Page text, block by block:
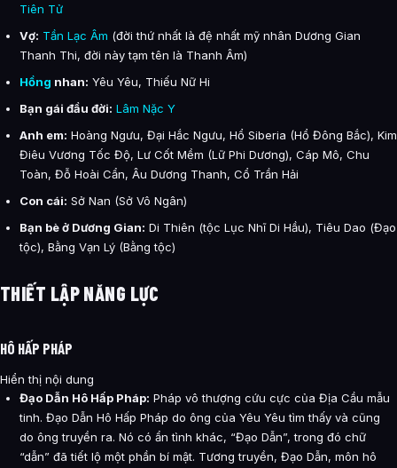
Tiên Tử
Vợ: Tần Lạc Âm (đời thứ nhất là đệ nhất mỹ nhân Dương Gian
Thanh Thi, đời này tạm tên là Thanh Âm)
Hồng nhan: Yêu Yêu, Thiếu Nữ Hi
Bạn gái đầu đời: Lâm Nặc Y
Anh em: Hoàng Ngưu, Đại Hắc Ngưu, Hổ Siberia (Hổ Đông Bắc), Kim
Điêu Vương Tốc Độ, Lư Cốt Mềm (Lữ Phi Dương), Cáp Mô, Chu
Toàn, Đỗ Hoài Cẩn, Âu Dương Thanh, Cổ Trần Hải
Con cái: Sở Nan (Sở Vô Ngân)
Bạn bè ở Dương Gian: Di Thiên (tộc Lục Nhĩ Di Hầu), Tiêu Dao (Đạo
tộc), Bằng Vạn Lý (Bằng tộc)
THIẾT LẬP NĂNG LỰC
HÔ HẤP PHÁP
Hiển thị nội dung
Đạo Dẫn Hô Hấp Pháp: Pháp vô thượng cứu cực của Địa Cầu mẫu
tinh. Đạo Dẫn Hô Hấp Pháp do ông của Yêu Yêu tìm thấy và cũng
do ông truyền ra. Nó có ẩn tình khác, “Đạo Dẫn”, trong đó chữ
“dẫn” đã tiết lộ một phần bí mật. Tương truyền, Đạo Dẫn, môn hô